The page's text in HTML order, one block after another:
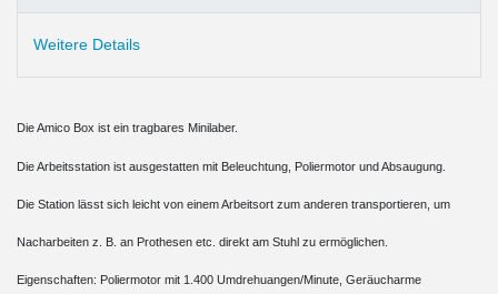
Weitere Details
Die Amico Box ist ein tragbares Minilaber.
Die Arbeitsstation ist ausgestatten mit Beleuchtung, Poliermotor und Absaugung.
Die Station lässt sich leicht von einem Arbeitsort zum anderen transportieren, um
Nacharbeiten z. B. an Prothesen etc. direkt am Stuhl zu ermöglichen.
Eigenschaften: Poliermotor mit 1.400 Umdrehuangen/Minute, Geräucharme